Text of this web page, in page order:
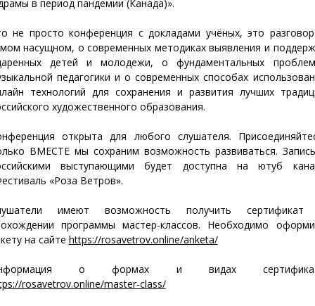
в период пандемии (Канада)».
не просто конференция с докладами учёных, это
насущном, о современных методиках выявления и
детей и молодежи, о фундаментальных
педагогики и о современных способах
технологий для сохранения и развития лучших
художественного образования.
открыта для любого слушателя.
ВМЕСТЕ мы сохраним возможность развиваться.
выступающими будет доступна на ютуб
«Роза Ветров».
имеют возможность получить
программы мастер-классов. Необходимо
на сайте https://rosavetrov.online/anketa/
о формах и видах
rosavetrov.online/master-class/